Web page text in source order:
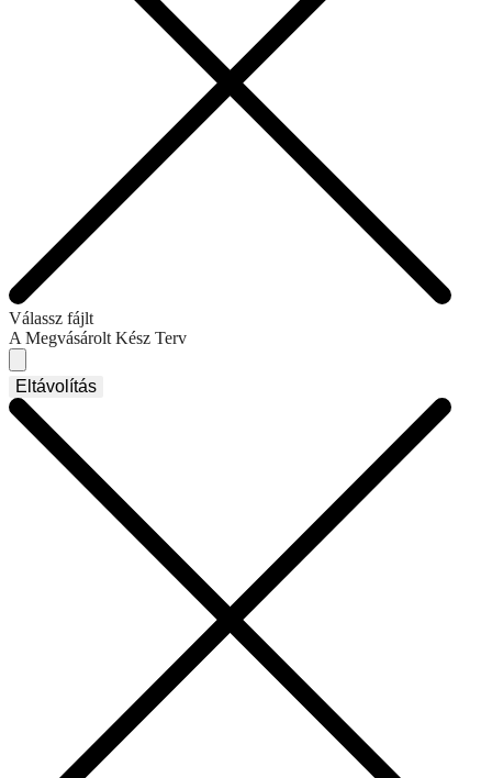
Válassz fájlt
A Megvásárolt Kész Terv
Eltávolítás